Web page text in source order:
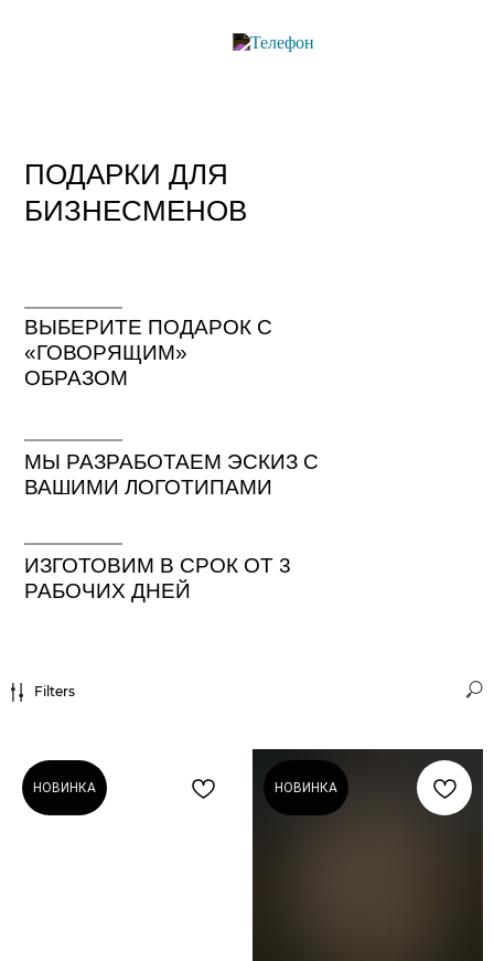
ПОДАРКИ ДЛЯ
БИЗНЕСМЕНОВ
ВЫБЕРИТЕ ПОДАРОК С
«ГОВОРЯЩИМ»
ОБРАЗОМ
МЫ РАЗРАБОТАЕМ ЭСКИЗ С
ВАШИМИ ЛОГОТИПАМИ
ИЗГОТОВИМ В СРОК ОТ 3
РАБОЧИХ ДНЕЙ
Filters
НОВИНКА НОВИНКА